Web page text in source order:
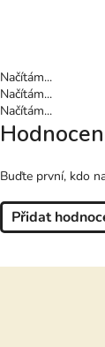
Načítám...
Načítám...
Načítám...
Buďte první, kdo
Přidat